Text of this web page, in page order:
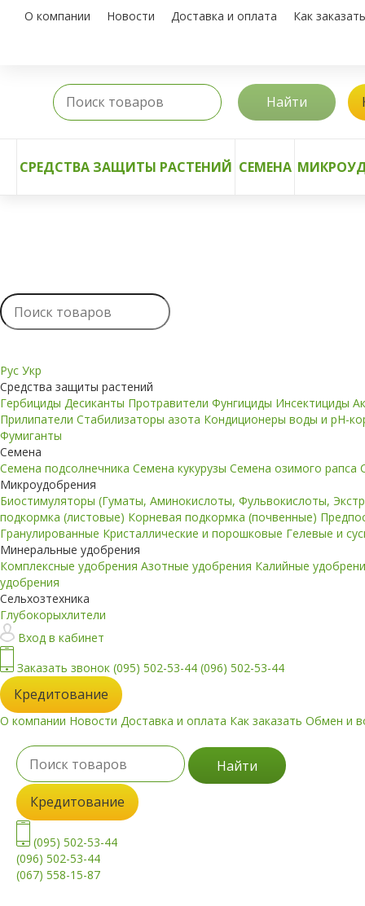
О компании Новости Доставка и оплата Как заказать
Найти
СРЕДСТВА ЗАЩИТЫ РАСТЕНИЙ СЕМЕНА
Рус Укр
Средства защиты растений
Гербициды Десиканты Протравители Фунгициды Инсектициды
Прилипатели Стабилизаторы азота Кондиционеры воды и pH-
Фумиганты
Семена
Семена подсолнечника Семена кукурузы Семена озимого рапса
Микроудобрения
Биостимуляторы (Гуматы, Аминокислоты, Фульвокислоты,
подкормка (листовые) Корневая подкормка (почвенные)
Гранулированные Кристаллические и порошковые Гелевые и
Минеральные удобрения
Комплексные удобрения Азотные удобрения Калийные
удобрения
Сельхозтехника
Глубокорыхлители
Вход в кабинет
Заказать звонок (095) 502-53-44 (096) 502-53-44
Кредитование
О компании Новости Доставка и оплата Как заказать Обмен и
Найти
Кредитование
(095) 502-53-44
(096) 502-53-44
(067) 558-15-87